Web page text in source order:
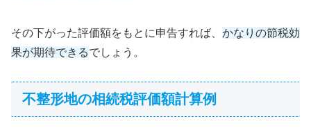
その下がった評価額をもとに申告すれば、 かなりの節税効
果が期待できるでしょう。
不整形地の相続税評価額計算例